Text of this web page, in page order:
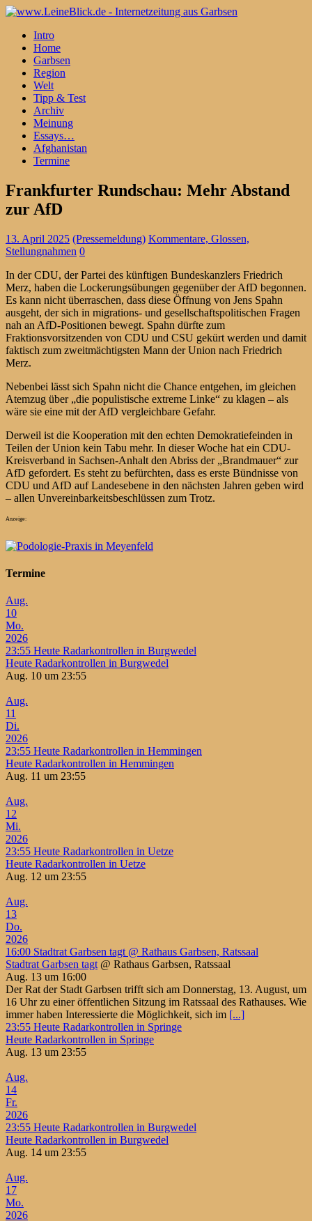
Intro
Home
Garbsen
Region
Welt
Tipp & Test
Archiv
Meinung
Essays…
Afghanistan
Termine
Frankfurter Rundschau: Mehr Abstand
zur AfD
13. April 2025 (Pressemeldung) Kommentare, Glossen,
Stellungnahmen 0
In der CDU, der Partei des künftigen Bundeskanzlers Friedrich
Merz, haben die Lockerungsübungen gegenüber der AfD begonnen.
Es kann nicht überraschen, dass diese Öffnung von Jens Spahn
ausgeht, der sich in migrations- und gesellschaftspolitischen Fragen
nah an AfD-Positionen bewegt. Spahn dürfte zum
Fraktionsvorsitzenden von CDU und CSU gekürt werden und damit
faktisch zum zweitmächtigsten Mann der Union nach Friedrich
Merz.
Nebenbei lässt sich Spahn nicht die Chance entgehen, im gleichen
Atemzug über „die populistische extreme Linke“ zu klagen – als
wäre sie eine mit der AfD vergleichbare Gefahr.
Derweil ist die Kooperation mit den echten Demokratiefeinden in
Teilen der Union kein Tabu mehr. In dieser Woche hat ein CDU-
Kreisverband in Sachsen-Anhalt den Abriss der „Brandmauer“ zur
AfD gefordert. Es steht zu befürchten, dass es erste Bündnisse von
CDU und AfD auf Landesebene in den nächsten Jahren geben wird
– allen Unvereinbarkeitsbeschlüssen zum Trotz.
Anzeige:
Termine
Aug.
10
Mo.
2026
23:55 Heute Radarkontrollen in Burgwedel
Heute Radarkontrollen in Burgwedel
Aug. 10 um 23:55
Aug.
11
Di.
2026
23:55 Heute Radarkontrollen in Hemmingen
Heute Radarkontrollen in Hemmingen
Aug. 11 um 23:55
Aug.
12
Mi.
2026
23:55 Heute Radarkontrollen in Uetze
Heute Radarkontrollen in Uetze
Aug. 12 um 23:55
Aug.
13
Do.
2026
16:00 Stadtrat Garbsen tagt @ Rathaus Garbsen, Ratssaal
Stadtrat Garbsen tagt @ Rathaus Garbsen, Ratssaal
Aug. 13 um 16:00
Der Rat der Stadt Garbsen trifft sich am Donnerstag, 13. August, um
16 Uhr zu einer öffentlichen Sitzung im Ratssaal des Rathauses. Wie
immer haben Interessierte die Möglichkeit, sich im [...]
23:55 Heute Radarkontrollen in Springe
Heute Radarkontrollen in Springe
Aug. 13 um 23:55
Aug.
14
Fr.
2026
23:55 Heute Radarkontrollen in Burgwedel
Heute Radarkontrollen in Burgwedel
Aug. 14 um 23:55
Aug.
17
Mo.
2026